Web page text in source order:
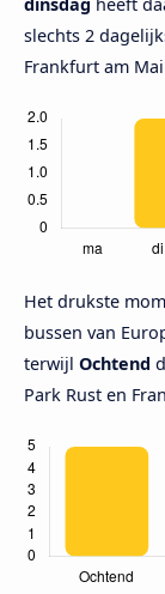
slechts 2
Frankfurt am
Het drukste
bussen van
terwijl Ochtend
Park Rust en